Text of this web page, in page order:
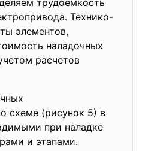
трудоемкость
Технико-
элементов,
наладочных
расчетов
схеме (рисунок 5) в
при наладке
и этапами.